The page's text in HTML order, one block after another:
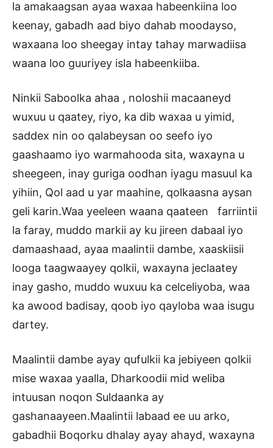
la amakaagsan ayaa waxaa habeenkiina loo
keenay, gabadh aad biyo dahab moodayso,
waxaana loo sheegay intay tahay marwadiisa
waana loo guuriyey isla habeenkiiba.
Ninkii Saboolka ahaa , noloshii macaaneyd
wuxuu u qaatey, riyo, ka dib waxaa u yimid,
saddex nin oo qalabeysan oo seefo iyo
gaashaamo iyo warmahooda sita, waxayna u
sheegeen, inay guriga oodhan iyagu masuul ka
yihiin, Qol aad u yar maahine, qolkaasna aysan
geli karin.Waa yeeleen waana qaateen farriintii
la faray, muddo markii ay ku jireen dabaal iyo
damaashaad, ayaa maalintii dambe, xaaskiisii
looga taagwaayey qolkii, waxayna jeclaatey
inay gasho, muddo wuxuu ka celceliyoba, waa
ka awood badisay, qoob iyo qayloba waa isugu
dartey.
Maalintii dambe ayay qufulkii ka jebiyeen qolkii
mise waxaa yaalla, Dharkoodii mid weliba
intuusan noqon Suldaanka ay
gashanaayeen.Maalintii labaad ee uu arko,
gabadhii Boqorku dhalay ayay ahayd, waxayna